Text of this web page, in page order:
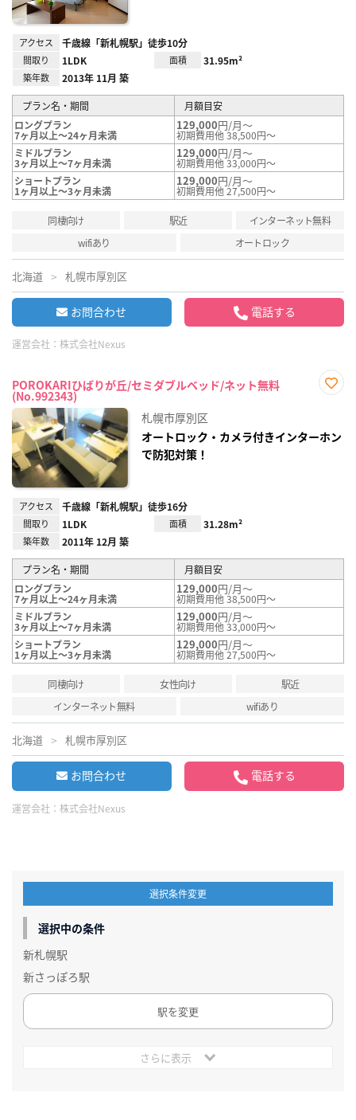
アクセス 千歳線「新札幌駅」徒歩10分
間取り 1LDK 面積 31.95m²
築年数 2013年 11月 築
プラン名・期間
月額目安
ロングプラン
7ヶ月以上～24ヶ月未満
129,000円/月～
初期費用他 38,500円～
ミドルプラン
3ヶ月以上～7ヶ月未満
129,000円/月～
初期費用他 33,000円～
ショートプラン
1ヶ月以上～3ヶ月未満
129,000円/月～
初期費用他 27,500円～
同棲向け 駅近
インターネット無料
wifiあり
オートロック
北海道 札幌市厚別区
お問合わせ 電話する
運営会社： 株式会社Nexus
POROKARIひばりが丘/セミダブルベッド/ネット無料
(No.992343)
録
札幌市厚別区
オートロック・カメラ付きインターホン
で防犯対策！
アクセス 千歳線「新札幌駅」徒歩16分
間取り 1LDK 面積 31.28m²
築年数 2011年 12月 築
プラン名・期間
月額目安
ロングプラン
7ヶ月以上～24ヶ月未満
129,000円/月～
初期費用他 38,500円～
ミドルプラン
3ヶ月以上～7ヶ月未満
129,000円/月～
初期費用他 33,000円～
ショートプラン
1ヶ月以上～3ヶ月未満
129,000円/月～
初期費用他 27,500円～
同棲向け 女性向け
駅近
インターネット無料
wifiあり
北海道 札幌市厚別区
お問合わせ 電話する
運営会社： 株式会社Nexus
選択条件変更
選択中の条件
新札幌駅
新さっぽろ駅
駅を変更
さらに表示